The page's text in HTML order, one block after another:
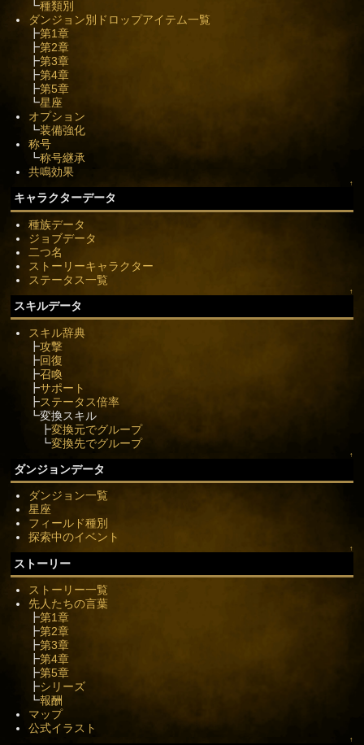
┗種類別
ダンジョン別ドロップアイテム一覧
┣第1章
┣第2章
┣第3章
┣第4章
┣第5章
┗星座
オプション
┗装備強化
称号
┗称号継承
共鳴効果
↑
キャラクターデータ
種族データ
ジョブデータ
二つ名
ストーリーキャラクター
ステータス一覧
↑
スキルデータ
スキル辞典
┣攻撃
┣回復
┣召喚
┣サポート
┣ステータス倍率
┗変換スキル
┣変換元でグループ
┗変換先でグループ
↑
ダンジョンデータ
ダンジョン一覧
星座
フィールド種別
探索中のイベント
↑
ストーリー
ストーリー一覧
先人たちの言葉
┣第1章
┣第2章
┣第3章
┣第4章
┣第5章
┣シリーズ
┗報酬
マップ
公式イラスト
↑